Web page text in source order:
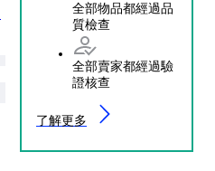
全部物品都經過品
質檢查
全部賣家都經過驗
證核查
了解更多